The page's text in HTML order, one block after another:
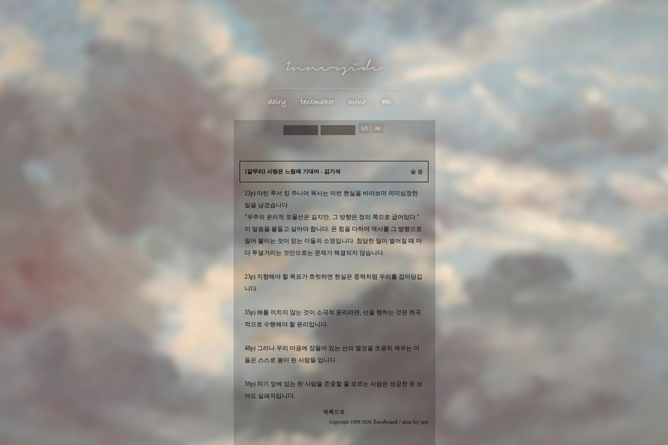
[갈무리] 사랑은 느림에 기대어 - 김기석 슬 씀
22p) 마틴 루서 킹 주니어 목사는 이런 현실을 바라보며 의미심장한
말을 남겼습니다.
"우주의 윤리적 포물선은 길지만, 그 방향은 정의 쪽으로 굽어있다."
이 말씀을 붙들고 살아야 합니다. 온 힘을 다하여 역사를 그 방향으로
밀어 붙이는 것이 믿는 이들의 소명입니다. 참담한 일이 벌어질 때 마
다 투덜거리는 것만으로는 문제가 해결되지 않습니다.
23p) 지향해야 할 목표가 흐릿하면 현실은 중력처럼 우리를 잡아당깁
니다.
35p) 해를 끼치지 않는 것이 소극적 윤리라면, 선을 행하는 것은 적극
적으로 수행해야 할 윤리입니다.
48p) 그러나 우리 마음에 잠들어 있는 선의 열정을 조용히 깨우는 이
들은 스스로 봄이 된 사람들 입니다.
59p) 자기 앞에 있는 한 사람을 존중할 줄 모르는 사람은 성공한 듯 보
여도 실패자입니다.
목록으로
Copyright 1999-2026 Zeroboard / skin by jack